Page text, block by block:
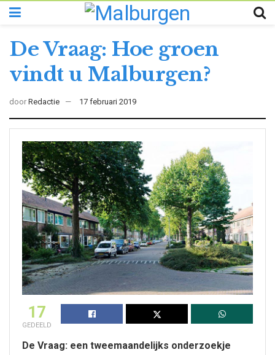
De Vraag: Hoe groen
vindt u Malburgen?
door Redactie 17 februari 2019
17
GEDEELD
De Vraag: een tweemaandelijks onderzoekje